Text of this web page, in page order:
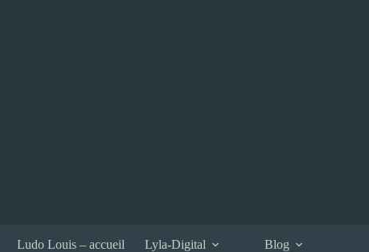
Ludo Louis – accueil Lyla-Digital Blog